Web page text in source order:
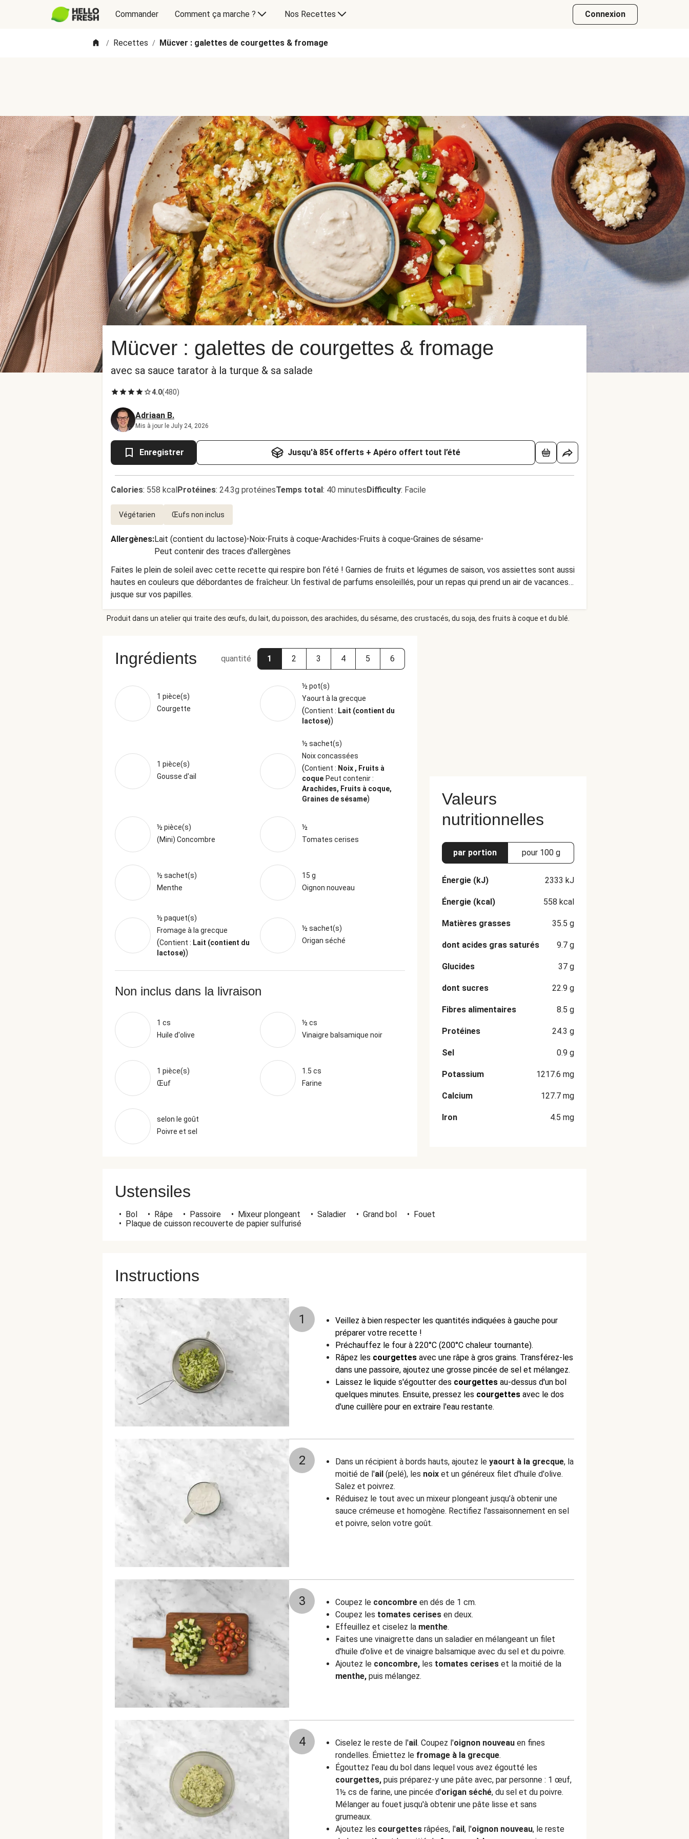
Commander Comment ça marche ? Nos Recettes Connexion
/ Recettes / Mücver : galettes de courgettes & fromage
Mücver : galettes de courgettes & fromage
avec sa sauce tarator à la turque & sa salade
4.0(480)
Adriaan B.
Mis à jour le July 24, 2026
Enregistrer Jusqu'à 85€ offerts + Apéro offert tout l’été
Calories: 558 kcalProtéines: 24.3g protéinesTemps total: 40 minutesDifficulty: Facile
Végétarien Œufs non inclus
Allergènes:Lait (contient du lactose)•Noix•Fruits à coque•Arachides•Fruits à coque•Graines de sésame•
Peut contenir des traces d'allergènes
Faites le plein de soleil avec cette recette qui respire bon l’été ! Garnies de fruits et légumes de saison, vos assiettes sont aussi
hautes en couleurs que débordantes de fraîcheur. Un festival de parfums ensoleillés, pour un repas qui prend un air de vacances…
jusque sur vos papilles.
Produit dans un atelier qui traite des œufs, du lait, du poisson, des arachides, du sésame, des crustacés, du soja, des fruits à coque et du blé.
Ingrédients quantité 1 2 3 4 5 6
1 pièce(s)
Courgette
½ pot(s)
Yaourt à la grecque
(Contient : Lait (contient du
lactose))
1 pièce(s)
Gousse d'ail
½ sachet(s)
Noix concassées
(Contient : Noix , Fruits à
coque Peut contenir :
Arachides, Fruits à coque,
Graines de sésame)
½ pièce(s)
(Mini) Concombre
½
Tomates cerises
½ sachet(s)
Menthe
15 g
Oignon nouveau
½ paquet(s)
Fromage à la grecque
(Contient : Lait (contient du
lactose))
½ sachet(s)
Origan séché
Non inclus dans la livraison
1 cs
Huile d'olive
½ cs
Vinaigre balsamique noir
1 pièce(s)
Œuf
1.5 cs
Farine
selon le goût
Poivre et sel
Valeurs
nutritionnelles
par portion pour 100 g
Énergie (kJ) 2333 kJ
Énergie (kcal) 558 kcal
Matières grasses 35.5 g
dont acides gras saturés 9.7 g
Glucides 37 g
dont sucres 22.9 g
Fibres alimentaires 8.5 g
Protéines 24.3 g
Sel 0.9 g
Potassium 1217.6 mg
Calcium 127.7 mg
Iron 4.5 mg
Ustensiles
• Bol • Râpe • Passoire • Mixeur plongeant • Saladier • Grand bol • Fouet
• Plaque de cuisson recouverte de papier sulfurisé
Instructions
1
Veillez à bien respecter les quantités indiquées à gauche pour
préparer votre recette !
Préchauffez le four à 220°C (200°C chaleur tournante).
Râpez les courgettes avec une râpe à gros grains. Transférez-les
dans une passoire, ajoutez une grosse pincée de sel et mélangez.
Laissez le liquide s'égoutter des courgettes au-dessus d'un bol
quelques minutes. Ensuite, pressez les courgettes avec le dos
d'une cuillère pour en extraire l'eau restante.
2 Dans un récipient à bords hauts, ajoutez le yaourt à la grecque, la
moitié de l'ail (pelé), les noix et un généreux filet d'huile d'olive.
Salez et poivrez.
Réduisez le tout avec un mixeur plongeant jusqu’à obtenir une
sauce crémeuse et homogène. Rectifiez l'assaisonnement en sel
et poivre, selon votre goût.
3 Coupez le concombre en dés de 1 cm.
Coupez les tomates cerises en deux.
Effeuillez et ciselez la menthe.
Faites une vinaigrette dans un saladier en mélangeant un filet
d'huile d’olive et de vinaigre balsamique avec du sel et du poivre.
Ajoutez le concombre, les tomates cerises et la moitié de la
menthe, puis mélangez.
4 Ciselez le reste de l'ail. Coupez l'oignon nouveau en fines
rondelles. Émiettez le fromage à la grecque.
Égouttez l'eau du bol dans lequel vous avez égoutté les
courgettes, puis préparez-y une pâte avec, par personne : 1 œuf,
1½ cs de farine, une pincée d'origan séché, du sel et du poivre.
Mélanger au fouet jusqu'à obtenir une pâte lisse et sans
grumeaux.
Ajoutez les courgettes râpées, l'ail, l'oignon nouveau, le reste